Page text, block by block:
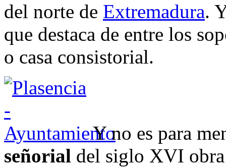
del norte de Extremadura.
que destaca de entre los
o casa consistorial.
Y no es para
señorial del siglo XVI